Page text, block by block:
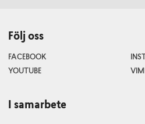
Följ oss
FACEBOOK
YOUTUBE
I samarbete